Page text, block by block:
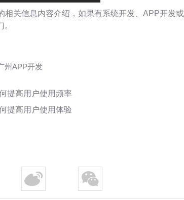
相关信息内容介绍，如果有系统开发、APP开发或
州APP开发
提高用户使用频率
提高用户使用体验